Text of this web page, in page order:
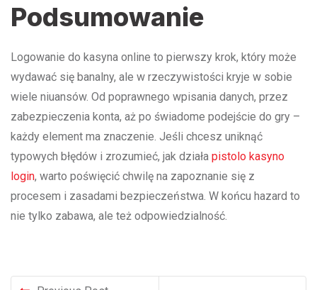
Podsumowanie
Logowanie do kasyna online to pierwszy krok, który może
wydawać się banalny, ale w rzeczywistości kryje w sobie
wiele niuansów. Od poprawnego wpisania danych, przez
zabezpieczenia konta, aż po świadome podejście do gry –
każdy element ma znaczenie. Jeśli chcesz uniknąć
typowych błędów i zrozumieć, jak działa pistolo kasyno
login, warto poświęcić chwilę na zapoznanie się z
procesem i zasadami bezpieczeństwa. W końcu hazard to
nie tylko zabawa, ale też odpowiedzialność.